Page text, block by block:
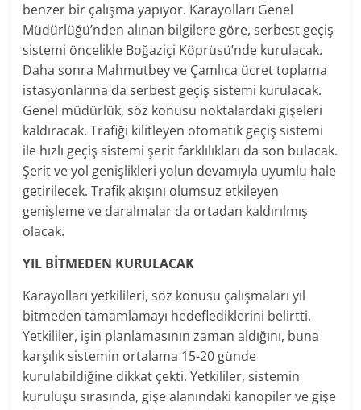
benzer bir çalışma yapıyor. Karayolları Genel
Müdürlüğü’nden alınan bilgilere göre, serbest geçiş
sistemi öncelikle Boğaziçi Köprüsü’nde kurulacak.
Daha sonra Mahmutbey ve Çamlıca ücret toplama
istasyonlarına da serbest geçiş sistemi kurulacak.
Genel müdürlük, söz konusu noktalardaki gişeleri
kaldıracak. Trafiği kilitleyen otomatik geçiş sistemi
ile hızlı geçiş sistemi şerit farklılıkları da son bulacak.
Şerit ve yol genişlikleri yolun devamıyla uyumlu hale
getirilecek. Trafik akışını olumsuz etkileyen
genişleme ve daralmalar da ortadan kaldırılmış
olacak.
YIL BİTMEDEN KURULACAK
Karayolları yetkilileri, söz konusu çalışmaları yıl
bitmeden tamamlamayı hedeflediklerini belirtti.
Yetkililer, işin planlamasının zaman aldığını, buna
karşılık sistemin ortalama 15-20 günde
kurulabildiğine dikkat çekti. Yetkililer, sistemin
kuruluşu sırasında, gişe alanındaki kanopiler ve gişe